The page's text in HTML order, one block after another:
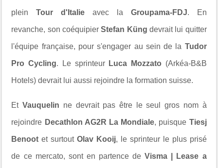
pleinTour d'Italie avec la Groupama-FDJ. En
revanche, son coéquipierStefan Küng devrait lui quitter
l'équipe française, pour s'engager au sein de la Tudor
Pro Cycling. Le sprinteur Luca Mozzato (Arkéa-B&B
Hotels) devrait lui aussi rejoindre la formation suisse.
EtVauquelin ne devrait pas être le seul gros nom à
rejoindre Decathlon AG2R La Mondiale, puisque Tiesj
Benoot et surtoutOlav Kooij, le sprinteur le plus prisé
de ce mercato, sont en partence deVisma | Lease a